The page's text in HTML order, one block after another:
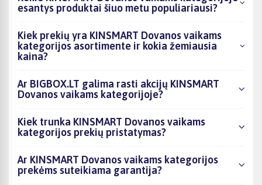
esantys produktai šiuo metu populiariausi?
Kiek prekių yra KINSMART Dovanos vaikams
kategorijos asortimente ir kokia žemiausia
kaina?
Ar BIGBOX.LT galima rasti akcijų KINSMART
Dovanos vaikams kategorijoje?
Kiek trunka KINSMART Dovanos vaikams
kategorijos prekių pristatymas?
Ar KINSMART Dovanos vaikams kategorijos
prekėms suteikiama garantija?